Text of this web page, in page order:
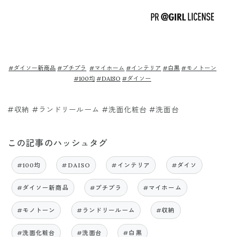
#ダイソー新商品 #プチプラ #マイホーム #インテリア #白黒 #モノトーン
#100均 #DAISO #ダイソ ー
#収納 #ランドリールーム #洗面化粧台 #洗面台
この記事のハッシュタグ
#100均 #DAISO #インテリア #ダイソ
#ダイソー新商品 #プチプラ #マイホーム
#モノトーン #ランドリールーム #収納
#洗面化粧台 #洗面台 #白黒